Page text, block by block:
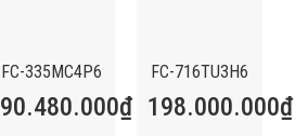
FC-335MC4P6
90.480.000₫
FC-716TU3H6
198.000.000₫